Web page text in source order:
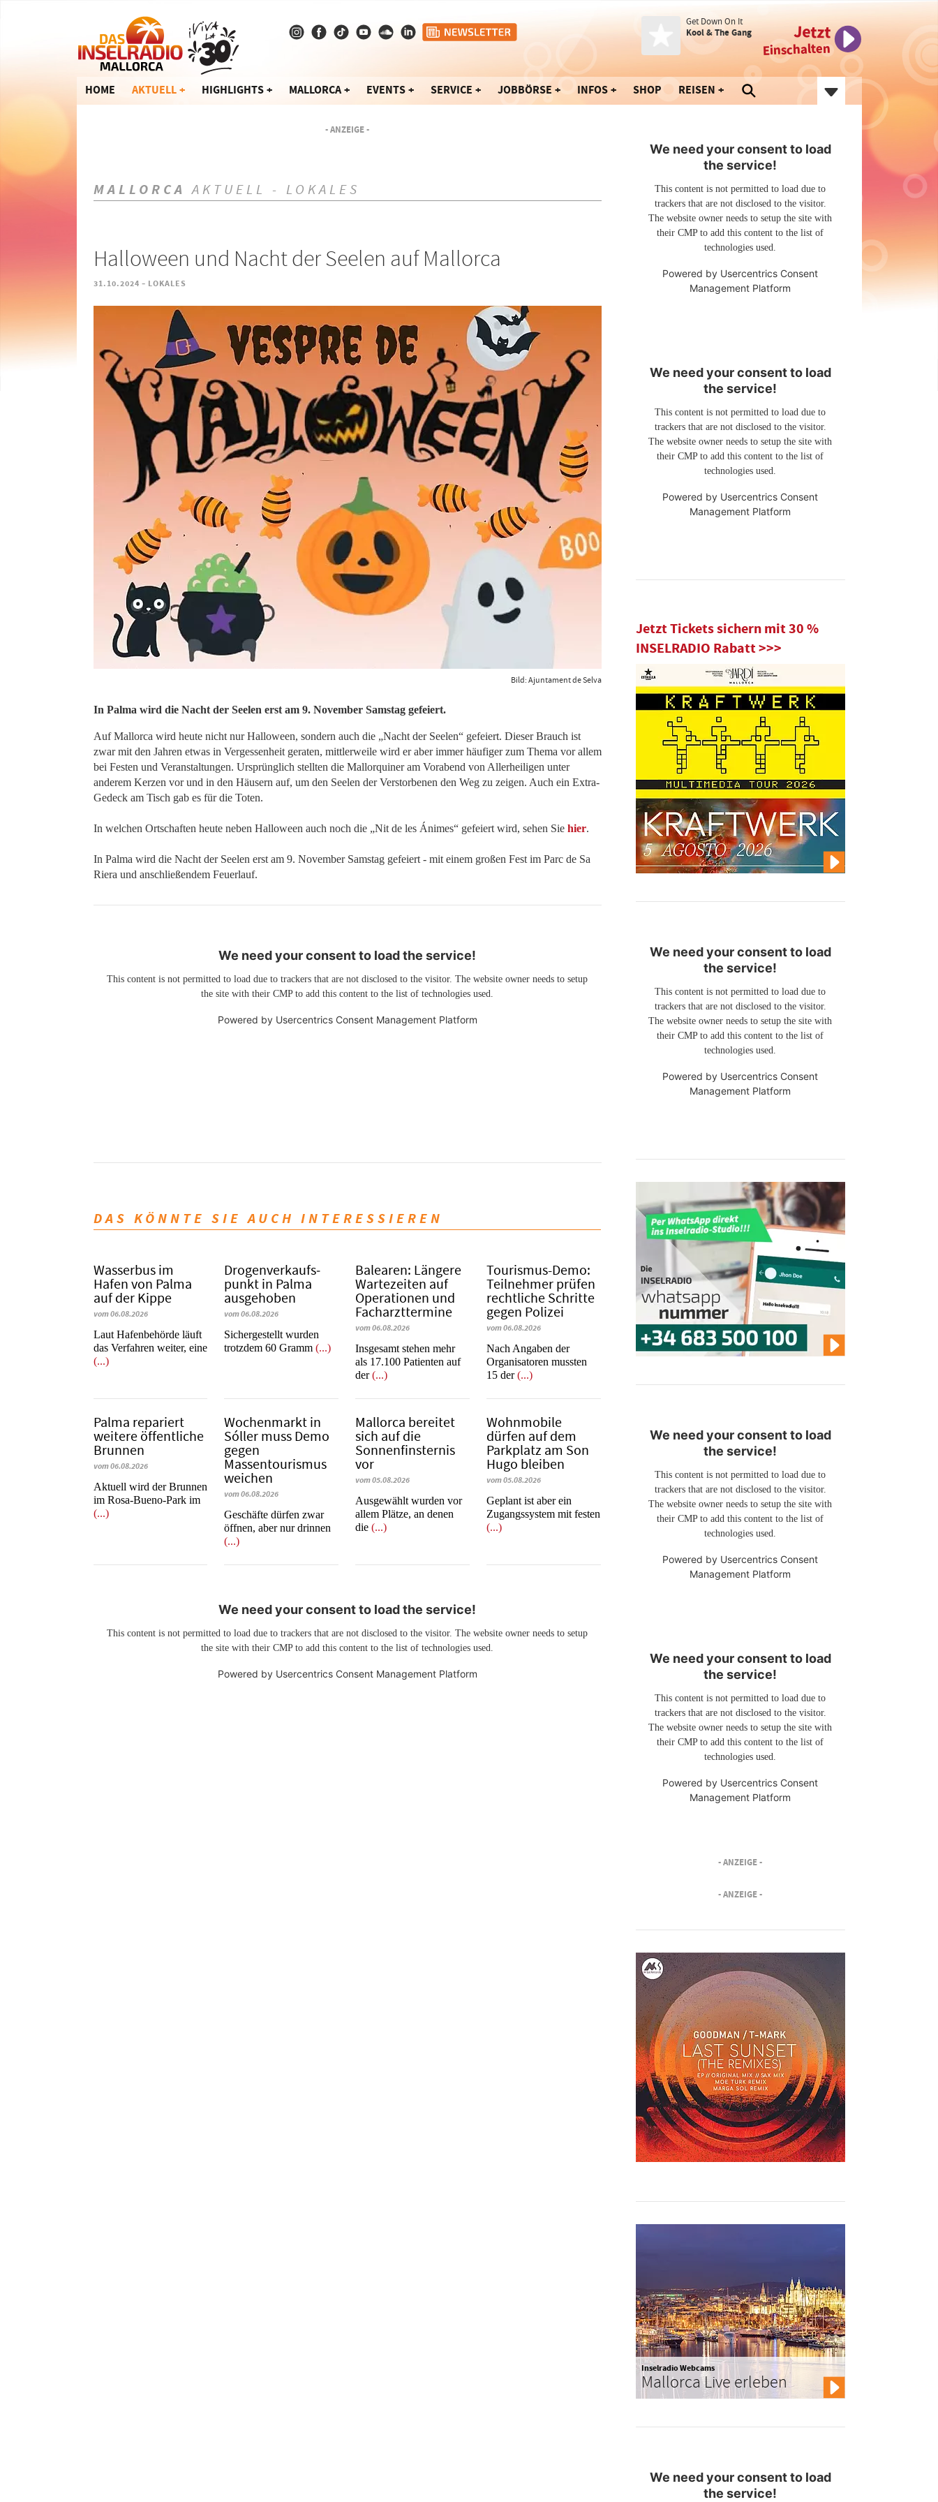
Get Down On It
Kool & The Gang
Jetzt
Einschalten
HOME AKTUELL HIGHLIGHTS MALLORCA EVENTS SERVICE JOBBÖRSE INFOS SHOP REISEN
- ANZEIGE -
MALLORCA AKTUELL - LOKALES
Halloween und Nacht der Seelen auf Mallorca
31.10.2024 - LOKALES
Bild: Ajuntament de Selva
In Palma wird die Nacht der Seelen erst am 9. November Samstag gefeiert.
Auf Mallorca wird heute nicht nur Halloween, sondern auch die „Nacht der Seelen“ gefeiert. Dieser Brauch ist
zwar mit den Jahren etwas in Vergessenheit geraten, mittlerweile wird er aber immer häufiger zum Thema vor allem
bei Festen und Veranstaltungen. Ursprünglich stellten die Mallorquiner am Vorabend von Allerheiligen unter
anderem Kerzen vor und in den Häusern auf, um den Seelen der Verstorbenen den Weg zu zeigen. Auch ein Extra-
Gedeck am Tisch gab es für die Toten.
In welchen Ortschaften heute neben Halloween auch noch die „Nit de les Ánimes“ gefeiert wird, sehen Sie hier.
In Palma wird die Nacht der Seelen erst am 9. November Samstag gefeiert - mit einem großen Fest im Parc de Sa
Riera und anschließendem Feuerlauf.
We need your consent to load the service!
This content is not permitted to load due to trackers that are not disclosed to the visitor. The website owner needs to setup
the site with their CMP to add this content to the list of technologies used.
Powered by Usercentrics Consent Management Platform
DAS KÖNNTE SIE AUCH INTERESSIEREN
Wasserbus im
Hafen von Palma
auf der Kippe
vom 06.08.2026
Laut Hafenbehörde läuft
das Verfahren weiter, eine
(...)
Dro­gen­ver­kaufs­
punkt in Palma
ausgehoben
vom 06.08.2026
​​​​​​​Sichergestellt wurden
trotzdem 60 Gramm(...)
Balearen: Längere
Wartezeiten auf
Operationen und
Facharzttermine
vom 06.08.2026
Insgesamt stehen mehr
als 17.100 Patienten auf
der(...)
Tourismus-Demo:
Teilnehmer prüfen
rechtliche Schritte
gegen Polizei
vom 06.08.2026
Nach Angaben der
Organisatoren mussten
15 der(...)
Palma repariert
weitere öffentliche
Brunnen
vom 06.08.2026
Aktuell wird der Brunnen
im Rosa-Bueno-Park im
(...)
Wochenmarkt in
Sóller muss Demo
gegen
Massentourismus
weichen
vom 06.08.2026
Geschäfte dürfen zwar
öffnen, aber nur drinnen
(...)
Mallorca bereitet
sich auf die
Sonnenfinsternis
vor
vom 05.08.2026
Ausgewählt wurden vor
allem Plätze, an denen
die(...)
Wohnmobile
dürfen auf dem
Parkplatz am Son
Hugo bleiben
vom 05.08.2026
Geplant ist aber ein
Zugangssystem mit festen
(...)
We need your consent to load the service!
This content is not permitted to load due to trackers that are not disclosed to the visitor. The website owner needs to setup
the site with their CMP to add this content to the list of technologies used.
Powered by Usercentrics Consent Management Platform
We need your consent to load
the service!
This content is not permitted to load due to
trackers that are not disclosed to the visitor.
The website owner needs to setup the site with
their CMP to add this content to the list of
technologies used.
Powered by Usercentrics Consent
Management Platform
We need your consent to load
the service!
This content is not permitted to load due to
trackers that are not disclosed to the visitor.
The website owner needs to setup the site with
their CMP to add this content to the list of
technologies used.
Powered by Usercentrics Consent
Management Platform
Jetzt Tickets sichern mit 30 %
INSELRADIO Rabatt >>>
We need your consent to load
the service!
This content is not permitted to load due to
trackers that are not disclosed to the visitor.
The website owner needs to setup the site with
their CMP to add this content to the list of
technologies used.
Powered by Usercentrics Consent
Management Platform
We need your consent to load
the service!
This content is not permitted to load due to
trackers that are not disclosed to the visitor.
The website owner needs to setup the site with
their CMP to add this content to the list of
technologies used.
Powered by Usercentrics Consent
Management Platform
We need your consent to load
the service!
This content is not permitted to load due to
trackers that are not disclosed to the visitor.
The website owner needs to setup the site with
their CMP to add this content to the list of
technologies used.
Powered by Usercentrics Consent
Management Platform
- ANZEIGE -
- ANZEIGE -
Inselradio Webcams
Mallorca Live erleben
We need your consent to load
the service!